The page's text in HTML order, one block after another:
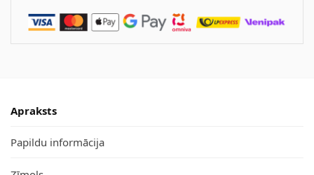
Apraksts
Papildu informācija